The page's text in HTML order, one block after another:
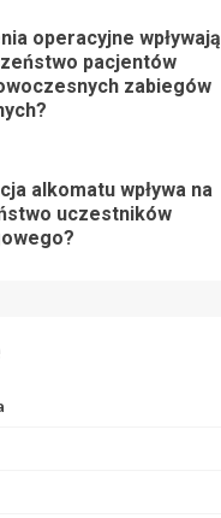
operacyjne wpływają
pacjentów
zabiegów
alkomatu wpływa na
uczestników